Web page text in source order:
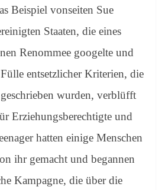
Beispiel vonseiten Sue
Staaten, die eines
Renommee googelte und
entsetzlicher Kriterien, die
wurden, verblüfft
Erziehungsberechtigte und
hatten einige Menschen
ihr gemacht und begannen
Kampagne, die über die